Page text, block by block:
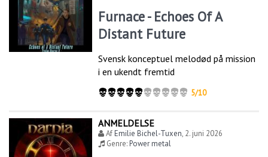
Furnace - Echoes Of A
Distant Future
Svensk konceptuel melodød på mission
i en ukendt fremtid
5/10
ANMELDELSE
AfEmilie Bichel-Tuxen, 2. juni 2026
Genre:Power metal